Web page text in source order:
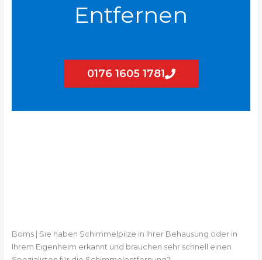
Entfernen
0176 1605 1781
Boms | Sie haben Schimmelpilze in Ihrer Behausung oder in
Ihrem Eigenheim erkannt und brauchen sehr schnell einen